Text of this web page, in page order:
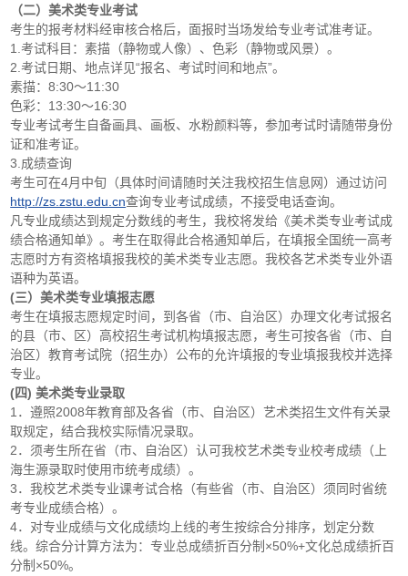
（二）美术类专业考试
考生的报考材料经审核合格后，面报时当场发给专业考试准考证。
1.考试科目：素描（静物或人像）、色彩（静物或风景）。
2.考试日期、地点详见“报名、考试时间和地点”。
素描：8:30～11:30
色彩：13:30～16:30
专业考试考生自备画具、画板、水粉颜料等，参加考试时请随带身份
证和准考证。
3.成绩查询
考生可在4月中旬（具体时间请随时关注我校招生信息网）通过访问
http://zs.zstu.edu.cn查询专业考试成绩，不接受电话查询。
凡专业成绩达到规定分数线的考生，我校将发给《美术类专业考试成
绩合格通知单》。考生在取得此合格通知单后，在填报全国统一高考
志愿时方有资格填报我校的美术类专业志愿。我校各艺术类专业外语
语种为英语。
(三）美术类专业填报志愿
考生在填报志愿规定时间，到各省（市、自治区）办理文化考试报名
的县（市、区）高校招生考试机构填报志愿，考生可按各省（市、自
治区）教育考试院（招生办）公布的允许填报的专业填报我校并选择
专业。
(四) 美术类专业录取
1．遵照2008年教育部及各省（市、自治区）艺术类招生文件有关录
取规定，结合我校实际情况录取。
2．须考生所在省（市、自治区）认可我校艺术类专业校考成绩（上
海生源录取时使用市统考成绩）。
3．我校艺术类专业课考试合格（有些省（市、自治区）须同时省统
考专业成绩合格）。
4．对专业成绩与文化成绩均上线的考生按综合分排序，划定分数
线。综合分计算方法为：专业总成绩折百分制×50%+文化总成绩折百
分制×50%。